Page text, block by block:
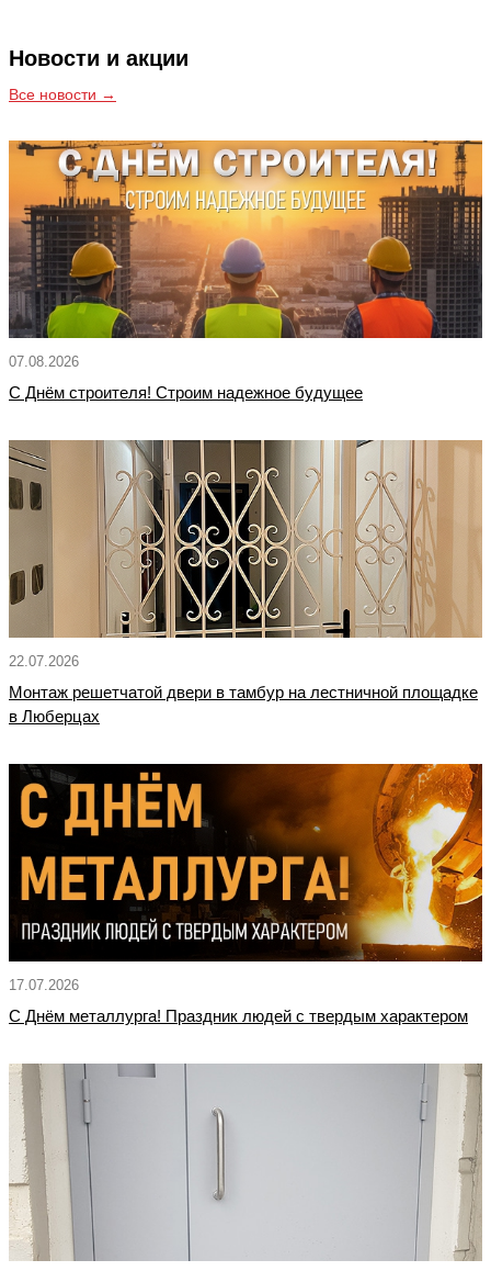
Новости и акции
Все новости →
07.08.2026
С Днём строителя! Строим надежное будущее
22.07.2026
Монтаж решетчатой двери в тамбур на лестничной площадке
в Люберцах
17.07.2026
С Днём металлурга! Праздник людей с твердым характером